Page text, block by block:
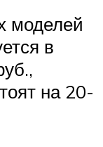
моделей
в
на 20-